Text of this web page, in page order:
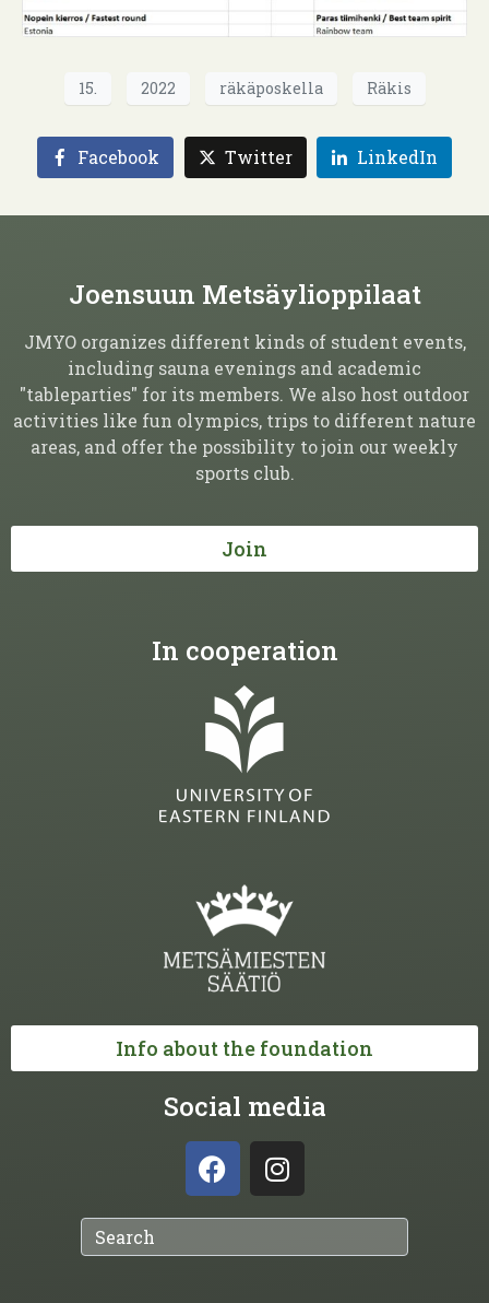
15. 2022 räkäposkella Räkis
Facebook Twitter LinkedIn
Joensuun Metsäylioppilaat
JMYO organizes different kinds of student events,
including sauna evenings and academic
"tableparties" for its members. We also host outdoor
activities like fun olympics, trips to different nature
areas, and offer the possibility to join our weekly
sports club.
Join
In cooperation
Info about the foundation
Social media